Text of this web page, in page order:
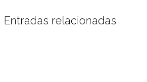
Entradas relacionadas